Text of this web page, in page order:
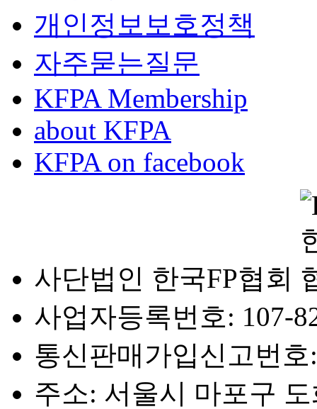
개인정보보호정책
자주묻는질문
KFPA Membership
about KFPA
KFPA on facebook
사단법인 한국FP협회
사업자등록번호: 107-
통신판매가입신고번호
주소: 서울시 마포구